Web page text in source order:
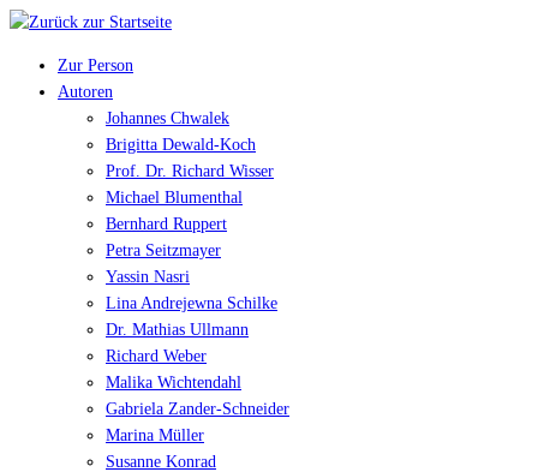
Zur Person
Autoren
Johannes Chwalek
Brigitta Dewald-Koch
Prof. Dr. Richard Wisser
Michael Blumenthal
Bernhard Ruppert
Petra Seitzmayer
Yassin Nasri
Lina Andrejewna Schilke
Dr. Mathias Ullmann
Richard Weber
Malika Wichtendahl
Gabriela Zander-Schneider
Marina Müller
Susanne Konrad